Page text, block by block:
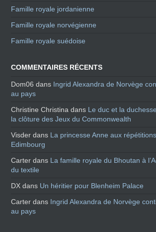
Famille royale jordanienne
Famille royale norvégienne
Famille royale suédoise
COMMENTAIRES RÉCENTS
Dom06 dans Ingrid Alexandra de Norvège
au pays
Christine Christina dans Le duc et la
la clôture des Jeux du Commonwealth
Visder dans La princesse Anne aux
Edimbourg
Carter dans La famille royale du Bhoutan à
du textile
DX dans Un héritier pour Blenheim Palace
Carter dans Ingrid Alexandra de Norvège
au pays